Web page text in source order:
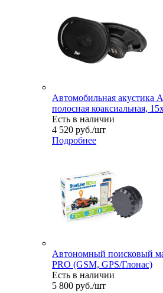
Автомобильная акустика
полосная коаксиальная,
Есть в наличии
4 520 руб./шт
Подробнее
Автономный поисковый
PRO (GSM, GPS/Глонас)
Есть в наличии
5 800 руб./шт